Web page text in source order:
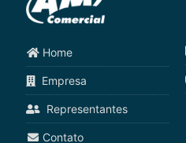
Home
Empresa
Representantes
Contato